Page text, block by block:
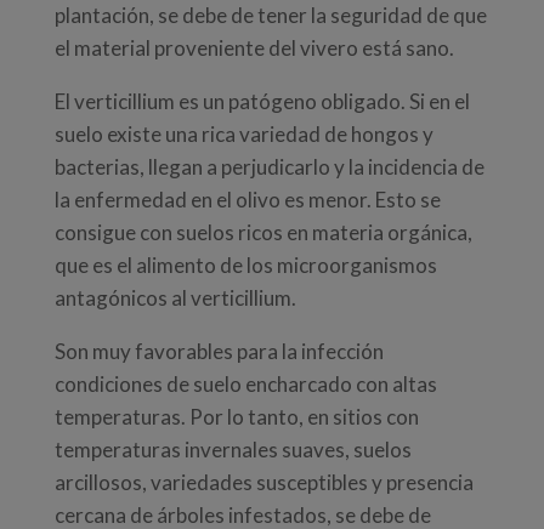
plantación, se debe de tener la seguridad de que
el material proveniente del vivero está sano.
El verticillium es un patógeno obligado. Si en el
suelo existe una rica variedad de hongos y
bacterias, llegan a perjudicarlo y la incidencia de
la enfermedad en el olivo es menor. Esto se
consigue con suelos ricos en materia orgánica,
que es el alimento de los microorganismos
antagónicos al verticillium.
Son muy favorables para la infección
condiciones de suelo encharcado con altas
temperaturas. Por lo tanto, en sitios con
temperaturas invernales suaves, suelos
arcillosos, variedades susceptibles y presencia
cercana de árboles infestados, se debe de